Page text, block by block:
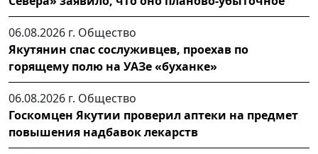
06.08.2026 г. Общество
Якутянин спас сослуживцев, проехав по
горящему полю на УАЗе «буханке»
06.08.2026 г. Общество
Госкомцен Якутии проверил аптеки на предмет
повышения надбавок лекарств